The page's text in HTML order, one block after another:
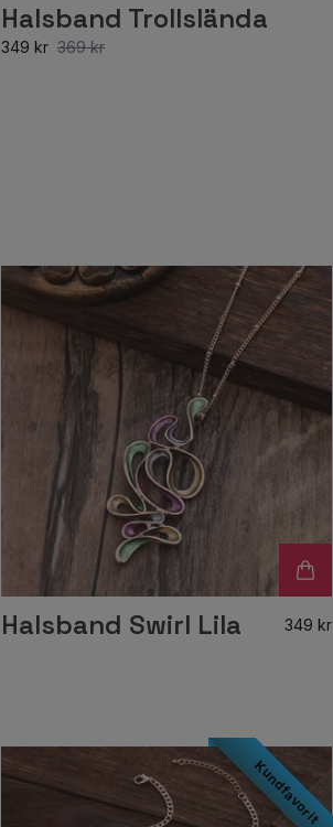
Halsband Trollslända
349 kr 369 kr
Halsband Swirl Lila 349 kr
Kundfavorit